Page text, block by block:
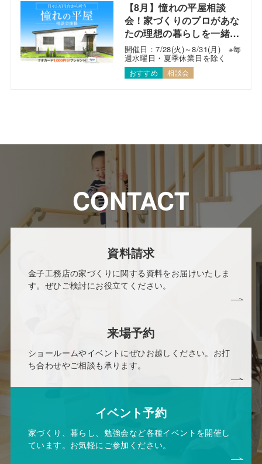
【8月】憧れの平屋相談
会！家づくりのプロがあな
たの理想の暮らしを一緒に
考えます！
開催日：7/28(火)～8/31(月) ※毎
週水曜日・夏季休業日を除く
おすすめ 相談会
CONTACT
資料請求
金子工務店の家づくりに関する資料をお届けいたしま
す。ぜひご検討にお役立てください。
来場予約
ショールームやイベントにぜひお越しください。お打
ち合わせやご相談も承ります。
イベント予約
家づくり、暮らし、勉強会など各種イベントを開催し
ています。お気軽にご参加ください。